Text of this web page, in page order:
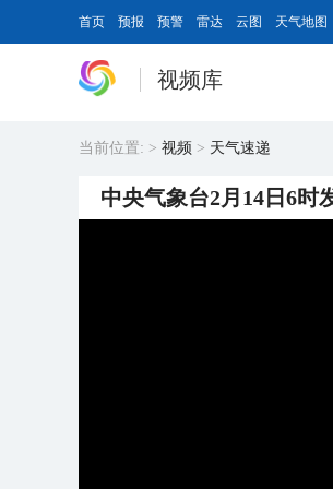
首页 预报 预警 雷达 云图 天气地图
视频库
当前位置: > 视频 > 天气速递
中央气象台2月14日6时